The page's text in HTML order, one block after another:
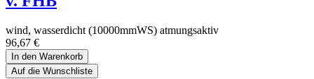
wind, wasserdicht (10000mmWS) atmungsaktiv
96,67 €
In den Warenkorb
Auf die Wunschliste